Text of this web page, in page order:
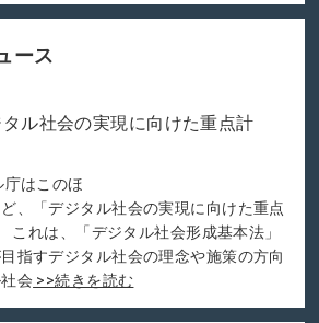
ース
ル社会の実現に向けた重点計
はこのほ
、「デジタル社会の実現に向けた重点
れは、「デジタル社会形成基本法」
指すデジタル社会の理念や施策の方向
会 >>続きを読む